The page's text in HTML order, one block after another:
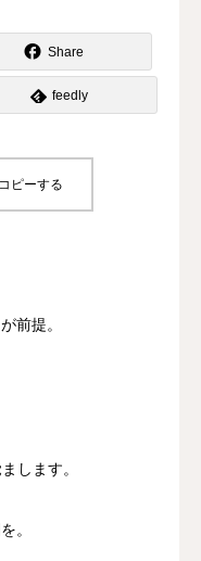
Share
feedly
ピーする
前提。
します。
。